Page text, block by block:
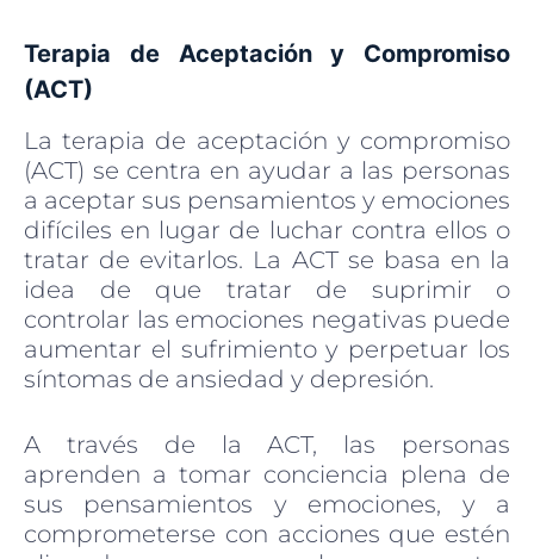
Terapia de Aceptación y Compromiso
(ACT)
La terapia de aceptación y compromiso
(ACT) se centra en ayudar a las personas
a aceptar sus pensamientos y emociones
difíciles en lugar de luchar contra ellos o
tratar de evitarlos. La ACT se basa en la
idea de que tratar de suprimir o
controlar las emociones negativas puede
aumentar el sufrimiento y perpetuar los
síntomas de ansiedad y depresión.
A través de la ACT, las personas
aprenden a tomar conciencia plena de
sus pensamientos y emociones, y a
comprometerse con acciones que estén